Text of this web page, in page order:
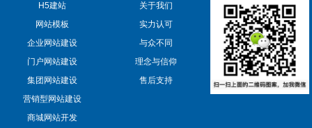
H5建站
网站模板
企业网站建设
门户网站建设
集团网站建设
营销型网站建设
商城网站开发
关于我们
实力认可
与众不同
理念与信仰
售后支持